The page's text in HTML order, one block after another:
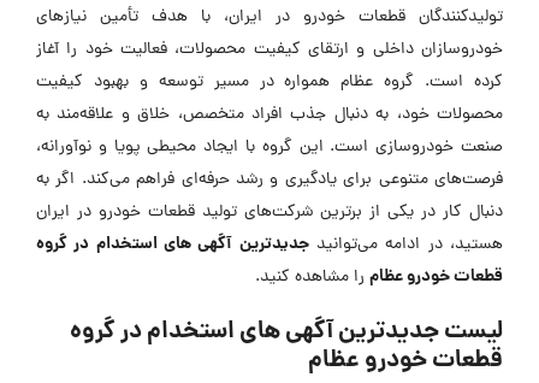
تولیدکنندگان قطعات خودرو در ایران، با هدف تأمین نیازهای
خودروسازان داخلی و ارتقای کیفیت محصولات، فعالیت خود را آغاز
کرده است. گروه عظام همواره در مسیر توسعه و بهبود کیفیت
محصولات خود، به دنبال جذب افراد متخصص، خلاق و علاقه‌مند به
صنعت خودروسازی است. این گروه با ایجاد محیطی پویا و نوآورانه،
فرصت‌های متنوعی برای یادگیری و رشد حرفه‌ای فراهم می‌کند. اگر به
دنبال کار در یکی از برترین شرکت‌های تولید قطعات خودرو در ایران
هستید، در ادامه می‌توانیدجدیدترین آگهی های استخدام در گروه
قطعات خودرو عظام را مشاهده کنید.
لیست جدیدترین آگهی های استخدام در گروه
قطعات خودرو عظام